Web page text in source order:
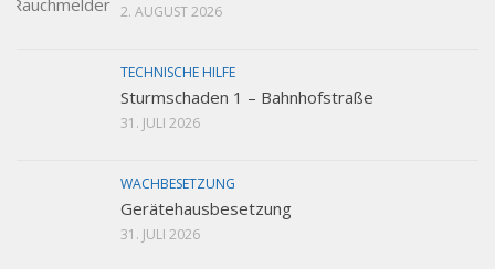
2. AUGUST 2026
TECHNISCHE HILFE
Sturmschaden 1 – Bahnhofstraße
31. JULI 2026
WACHBESETZUNG
Gerätehausbesetzung
31. JULI 2026